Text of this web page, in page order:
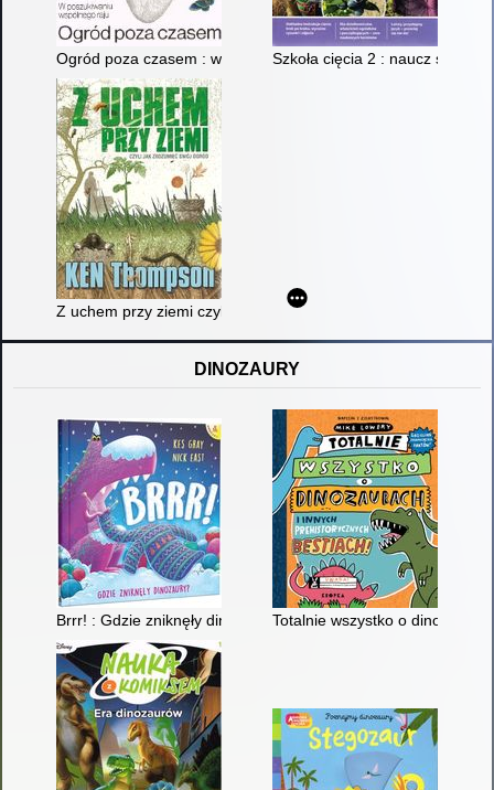
Ogród poza czasem : w poszukiwaniu wspólnego raju
Szkoła cięcia 2 : naucz się
Z uchem przy ziemi czyli jak zrozumieć swój ogród
DINOZAURY
Brrr! : Gdzie zniknęły dinozauryTotalnie wszystko o